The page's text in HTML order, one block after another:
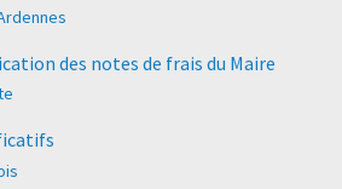
des notes de frais du Maire